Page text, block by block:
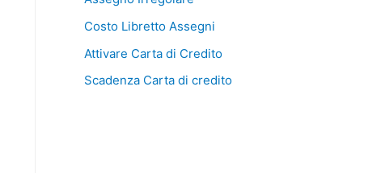
Costo Libretto Assegni
Attivare Carta di Credito
Scadenza Carta di credito